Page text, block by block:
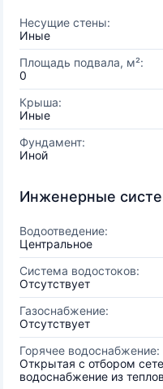
Несущие стены:
Иные
Площадь подвала, м²:
0
Крыша:
Иные
Фундамент:
Иной
Инженерные
Водоотведение:
Центральное
Система водостоков:
Отсутствует
Газоснабжение:
Отсутствует
Горячее водоснабжение:
Открытая с отбором
водоснабжение из